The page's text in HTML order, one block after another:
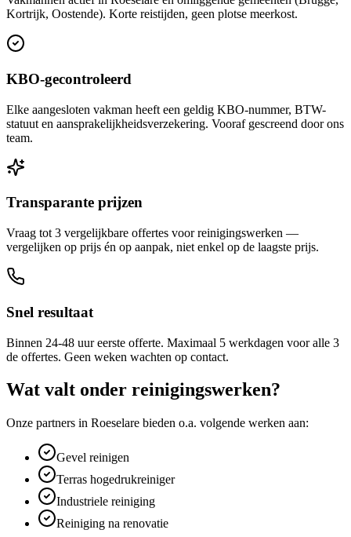
Kortrijk, Oostende). Korte reistijden, geen plotse meerkost.
KBO-gecontroleerd
Elke aangesloten vakman heeft een geldig KBO-nummer, BTW-
statuut en aansprakelijkheidsverzekering. Vooraf gescreend door ons
team.
Transparante prijzen
Vraag tot 3 vergelijkbare offertes voor reinigingswerken —
vergelijken op prijs én op aanpak, niet enkel op de laagste prijs.
Snel resultaat
Binnen 24-48 uur eerste offerte. Maximaal 5 werkdagen voor alle 3
de offertes. Geen weken wachten op contact.
Wat valt onder reinigingswerken?
Onze partners in Roeselare bieden o.a. volgende werken aan:
Gevel reinigen
Terras hogedrukreiniger
Industriele reiniging
Reiniging na renovatie